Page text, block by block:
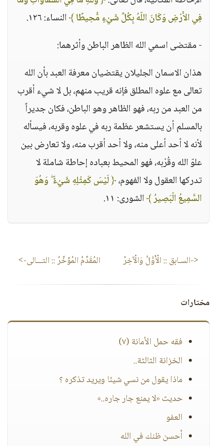
فِي الأَرْضِ وَكَانَ اللّهُ بِكُلِّ شَيْءٍ مُّحِيطًا ﴾النساء: ١٢٦.
- مقتضى اسمي الله الظاهر الباطن وأثرهما:
هذان الاسمان الجليلان يقتضيان معرفة العبد بأن الله
تعالى مع علوه المطلق فإنه قريب منهم، بل لا شيء أقرب
من العبد من ربه، فهو الظاهر وهو الباطن، فكان جديراً
بالمسلم أن يستشعر عظمة ربه في علوه وقربه، فيسأله
لأنه لا أحد أعلى منه، ولا أحد أقرب منه، ولا تعارض بين
علوّ الله وقُرْبه، فهو المحيط بعباده إحاطة شاملة لا
تدركها العقول ولا الفهوم،﴿ لَيْسَ كَمِثْلِهِ شَيْءٌ ۖ وَهُوَ
السَّمِيعُ الْبَصِيرُ ﴾الشورى: ١١.
<-السـابق ::الْأَوَّلُ وَالْآخِرُ المُقَدِّمُ المُؤَخِّرُ:: التـــالى->
مختارات
فقه حمل الأمانة (٧)
الخزانة الثالثة..
ماذا يقول من نسي شيئا ويريد تذكره ؟
حديث «لا يمنع جار جاره..»
العفو
أحسن ظنك في الله